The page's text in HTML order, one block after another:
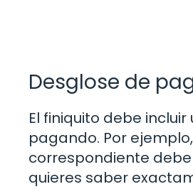
Desglose de
El finiquito debe
pagando. Por
correspondiente
quieres saber